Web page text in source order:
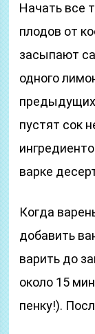
Начать все
плодов от
засыпают
одного
предыдущих
пустят сок
варке
Когда
добавить
варить до
около 15
пенку!).